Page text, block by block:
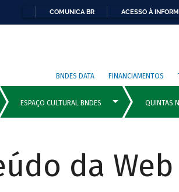
COMUNICA BR ACESSO À
BNDES DATA FINANCIAMENTOS
da Web